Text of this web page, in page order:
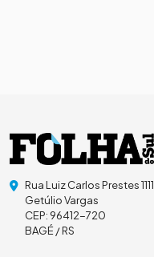
Rua Luiz Carlos Prestes 1111
Getúlio Vargas
CEP: 96412-720
BAGÉ / RS